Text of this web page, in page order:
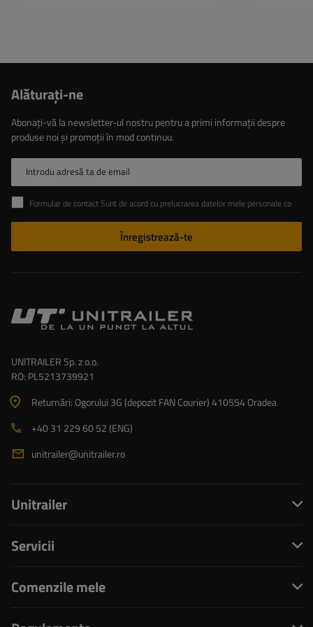
Alăturaţi-ne
Abonați-vă la newsletter-ul nostru pentru a primi informații despre
produse noi și promoții în mod continuu.
Introdu adresă ta de email
Formular de contact Sunt de acord cu prelucrarea datelor mele personale conținute în formularul de contact în conformitate cu Regulamentul Parlamentului European și al Consiliului (UE)
Înregistrează-te
UNITRAILER Sp. z o.o.
RO: PL5213739921
Returnări: Ogorului 3G (depozit FAN Courier) 410554 Oradea
+40 31 229 60 52 (ENG)
unitrailer@unitrailer.ro
Unitrailer
Servicii
Comenzile mele